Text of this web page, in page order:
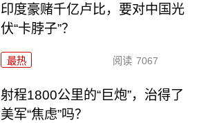
印度豪赌千亿卢比，要对中国光
伏“卡脖子”？
最热 阅读 7067
射程1800公里的“巨炮”，治得了
美军“焦虑”吗？